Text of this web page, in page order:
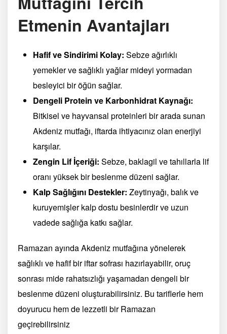
Etmenin Avantajları
Hafif ve Sindirimi Kolay: Sebze ağırlıklı
yemekler ve sağlıklı yağlar mideyi yormadan
besleyici bir öğün sağlar.
Dengeli Protein ve Karbonhidrat Kaynağı:
Bitkisel ve hayvansal proteinleri bir arada sunan
Akdeniz mutfağı, iftarda ihtiyacınız olan enerjiyi
karşılar.
Zengin Lif İçeriği: Sebze, baklagil ve tahıllarla lif
oranı yüksek bir beslenme düzeni sağlar.
Kalp Sağlığını Destekler: Zeytinyağı, balık ve
kuruyemişler kalp dostu besinlerdir ve uzun
vadede sağlığa katkı sağlar.
Ramazan ayında Akdeniz mutfağına yönelerek
sağlıklı ve hafif bir iftar sofrası hazırlayabilir, oruç
sonrası mide rahatsızlığı yaşamadan dengeli bir
beslenme düzeni oluşturabilirsiniz. Bu tariflerle hem
doyurucu hem de lezzetli bir Ramazan
geçirebilirsiniz